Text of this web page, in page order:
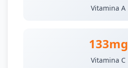
Vitamina A
133mg
Vitamina C